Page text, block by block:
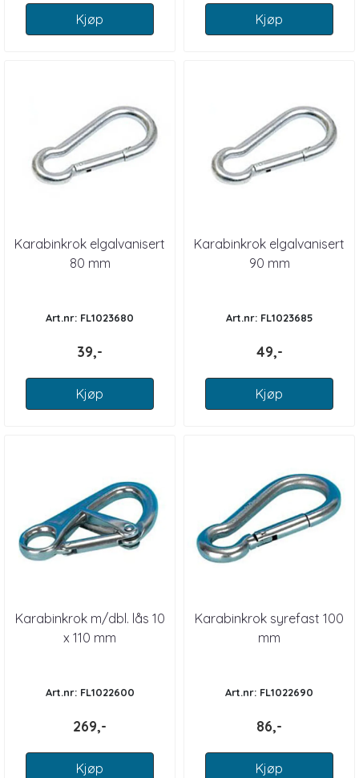
Kjøp Kjøp
Karabinkrok elgalvanisert
80 mm
Art.nr: FL1023680
39,-
Kjøp
Karabinkrok elgalvanisert
90 mm
Art.nr: FL1023685
49,-
Kjøp
Karabinkrok m/dbl. lås 10
x 110 mm
Art.nr: FL1022600
269,-
Kjøp
Karabinkrok syrefast 100
mm
Art.nr: FL1022690
86,-
Kjøp